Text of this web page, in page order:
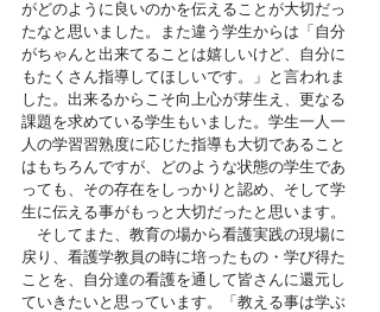
がどのように良いのかを伝えることが大切だっ
たなと思いました。また違う学生からは「自分
がちゃんと出来てることは嬉しいけど、自分に
もたくさん指導してほしいです。」と言われま
した。出来るからこそ向上心が芽生え、更なる
課題を求めている学生もいました。学生一人一
人の学習習熟度に応じた指導も大切であること
はもちろんですが、どのような状態の学生であ
っても、その存在をしっかりと認め、そして学
生に伝える事がもっと大切だったと思います。
そしてまた、教育の場から看護実践の現場に
戻り、看護学教員の時に培ったもの・学び得た
ことを、自分達の看護を通して皆さんに還元し
ていきたいと思っています。「教える事は学ぶ